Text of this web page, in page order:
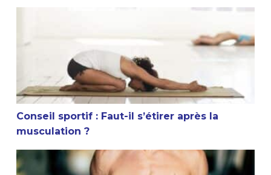
Conseil sportif : Faut-il s’étirer après la musculation ?
Conseil sportif : Faut-il s’étirer après la
musculation ?
Est-ce que la musculation arrête la croissance ?